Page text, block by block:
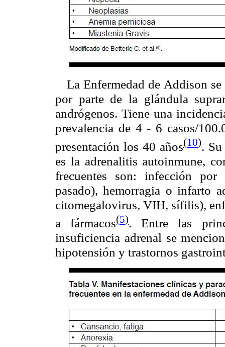
La Enfermedad de Addison
por parte de la glándula
andrógenos. Tiene una
prevalencia de 4 - 6 casos/
presentación los 40 años(10).
es la adrenalitis autoinmune,
frecuentes son: infección
pasado), hemorragia o infarto
citomegalovirus, VIH, sífilis),
a fármacos(5). Entre las
insuficiencia adrenal se
hipotensión y trastornos